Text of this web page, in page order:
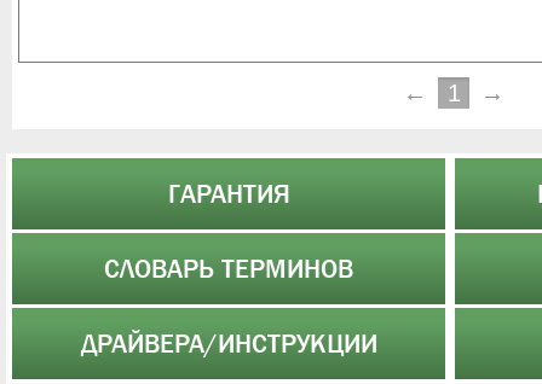
← 1 →
ГАРАНТИЯ
СЛОВАРЬ ТЕРМИНОВ
ДРАЙВЕРА/ИНСТРУКЦИИ